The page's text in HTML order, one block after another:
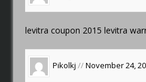
levitra coupon 2015levitra
Pikolkj //November 24,